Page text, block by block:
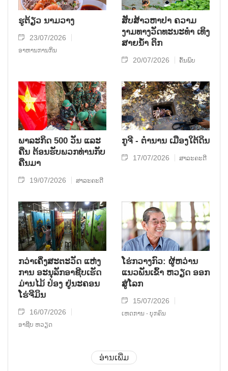
ຮູຕ້ຽວ ນາມວາງ
23/07/2026
ອາຫານການກິນ
ສັບສ້າວຫາປາ ຄວາມ
ງາມທາງວັດທະນະທໍາ ເທິງ
ສາຍນໍ້າ ຕິກ
20/07/2026 ຄົ້ນພົບ
ພາລະກິດ 500 ວັນ ແລະ
ຄືນ ຕ້ອນຮັບພວກທ່ານກັບ
ຄືນມາ
19/07/2026 ສາລະຄະດີ
ກູຈີ - ຕໍານານ ເມືອງໃຕ້ດິນ
17/07/2026 ສາລະຄະດີ
ກວ່າເຄິ່ງສະຕະວັດ ແຫ່ງ
ການ ອະນຸລັກອາຊີບເຮັດ
ມ່ານໄມ້ ປ່ອງ ຢູ່ນະຄອນ
ໂຮ່ຈີມິນ
16/07/2026
ອາຊີບ ຫວຽດ
ໂຮ່ກວາງກົວ: ຜູ້ຫວ່ານ
ແນວພັນເຂົ້າ ຫວຽດ ອອກ
ສູ່ໂລກ
15/07/2026
ເຫດການ - ບຸກຄົນ
ອ່ານເພີ່ມ